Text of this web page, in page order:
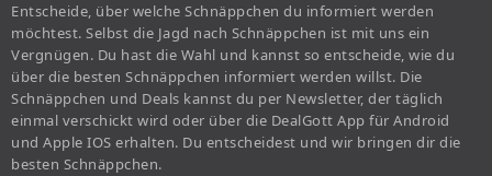
Entscheide, über welche Schnäppchen du informiert werden
möchtest. Selbst die Jagd nach Schnäppchen ist mit uns ein
Vergnügen. Du hast die Wahl und kannst so entscheide, wie du
über die besten Schnäppchen informiert werden willst. Die
Schnäppchen und Deals kannst du per Newsletter, der täglich
einmal verschickt wird oder über die DealGott App für Android
und Apple IOS erhalten. Du entscheidest und wir bringen dir die
besten Schnäppchen.